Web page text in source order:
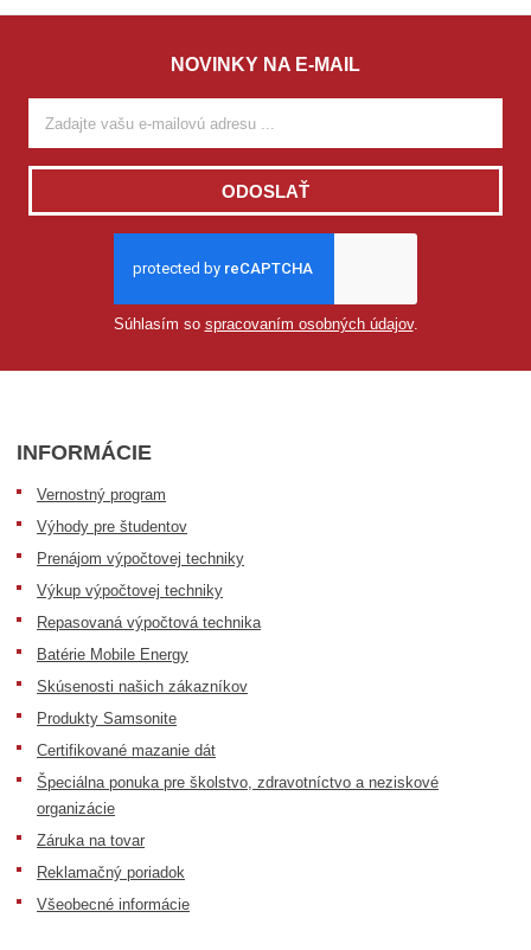
NOVINKY NA E-MAIL
ODOSLAŤ
Súhlasím so spracovaním osobných údajov.
INFORMÁCIE
Vernostný program
Výhody pre študentov
Prenájom výpočtovej techniky
Výkup výpočtovej techniky
Repasovaná výpočtová technika
Batérie Mobile Energy
Skúsenosti našich zákazníkov
Produkty Samsonite
Certifikované mazanie dát
Špeciálna ponuka pre školstvo, zdravotníctvo a neziskové
organizácie
Záruka na tovar
Reklamačný poriadok
Všeobecné informácie